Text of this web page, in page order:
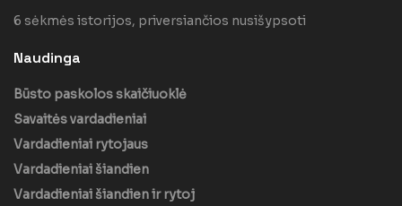
6 sėkmės istorijos, priversiančios nusišypsoti
Naudinga
Būsto paskolos skaičiuoklė
Savaitės vardadieniai
Vardadieniai rytojaus
Vardadieniai šiandien
Vardadieniai šiandien ir rytoj